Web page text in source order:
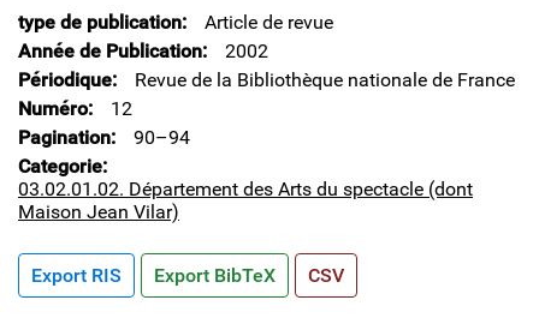
type de publication
Article de revue
Année de Publication
2002
Périodique
Revue de la Bibliothèque nationale de France
Numéro
12
Pagination
90–94
Categorie
03.02.01.02. Département des Arts du spectacle (dont
Maison Jean Vilar)
Export RIS Export BibTeX CSV